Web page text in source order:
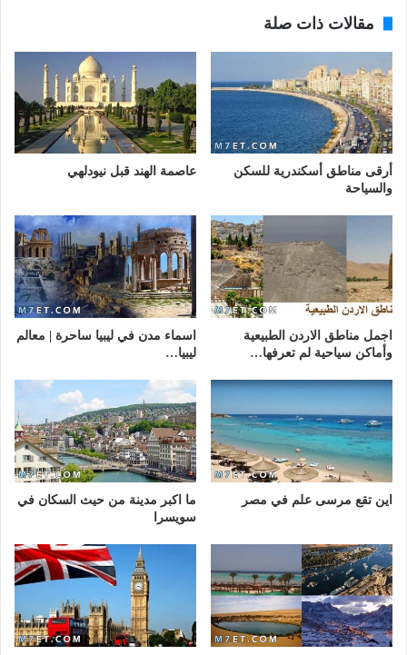
مقالات ذات صلة
أرقى مناطق أسكندرية للسكن
والسياحة
عاصمة الهند قبل نيودلهي
اجمل مناطق الاردن الطبيعية
وأماكن سياحية لم تعرفها…
اسماء مدن في ليبيا ساحرة | معالم
ليبيا…
اين تقع مرسى علم في مصر
ما اكبر مدينة من حيث السكان في
سويسرا